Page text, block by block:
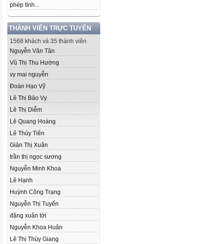
phép tính...
THÀNH VIÊN TRỰC TUYẾN
1568 khách và 35 thành viên
Nguyễn Văn Tân
Vũ Thị Thu Hường
vy mai nguyễn
Đoàn Hạo Vỹ
Lê Thị Bảo Vy
Lê Thị Diễm
Lê Quang Hoàng
Lê Thủy Tiên
Giản Thị Xuân
trần thị ngọc sương
Nguyễn Minh Khoa
Lê Hạnh
Huỳnh Công Trạng
Nguyễn Thị Tuyến
đặng xuân tới
Nguyễn Khoa Huân
Lê Thị Thùy Giang